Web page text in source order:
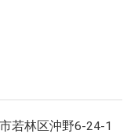
若林区沖野6-24-1